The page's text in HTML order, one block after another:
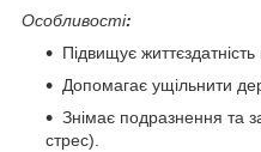
Особливості:
Підвищує життєздатність
Допомагає ущільнити
Знімає подразнення та
стрес).